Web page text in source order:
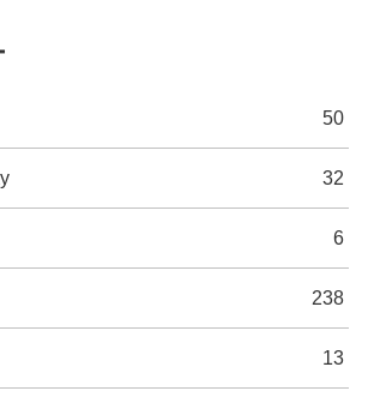
50
32
6
238
13